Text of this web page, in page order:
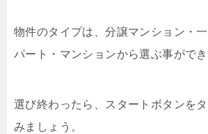
物件のタイプは、分譲マンション・
パート・マンションから選ぶ事ができ
選び終わったら、スタートボタンを
みましょう。